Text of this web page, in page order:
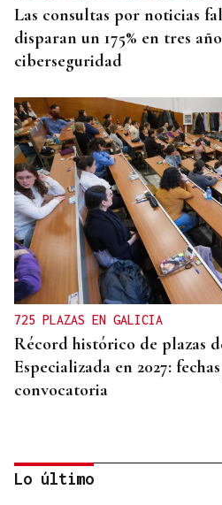
Las consultas por noticias
disparan un 175% en tres
ciberseguridad
725 PLAZAS EN GALICIA
Récord histórico de plazas
Especializada en 2027:
convocatoria
Lo último